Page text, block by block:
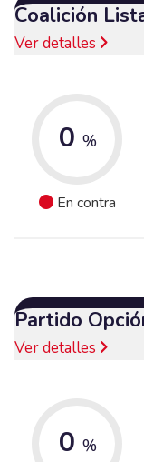
Coalición
Ver detalles
0 %
En contra
Partido
Ver detalles
0 %